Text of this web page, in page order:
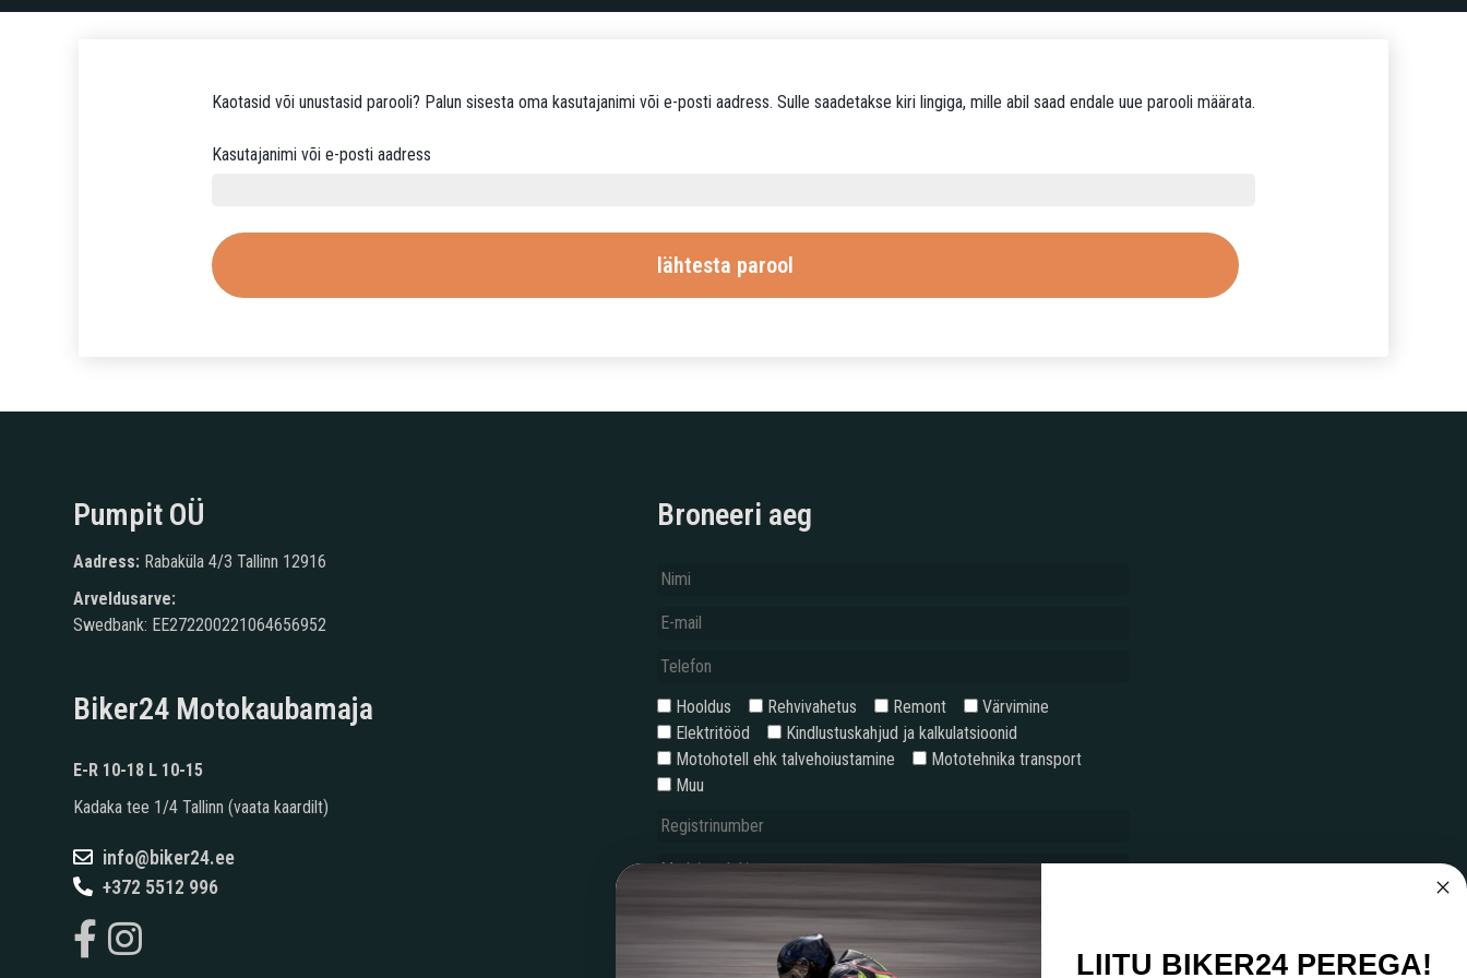
Kaotasid või unustasid parooli? Palun sisesta oma kasutajanimi või e-posti aadress. Sulle saadetakse kiri lingiga, mille abil saad endale uue parooli määrata.
Kasutajanimi või e-posti aadress
t
lähtesta parool
Pumpit OÜ
Aadress: Rabaküla 4/3 Tallinn 12916
Arveldusarve:
Swedbank: EE272200221064656952
Biker24 Motokaubamaja
E-R 10-18 L 10-15
Kadaka tee 1/4 Tallinn (vaata kaardilt)
info@biker24.ee
+372 5512 996
Broneeri aeg
Hooldus Rehvivahetus Remont
Värvimine
Elektritööd
Kindlustuskahjud ja kalkulatsioonid
Motohotell ehk talvehoiustamine
Mototehnika transport
Muu
LIITU BIKER24 PEREGA!